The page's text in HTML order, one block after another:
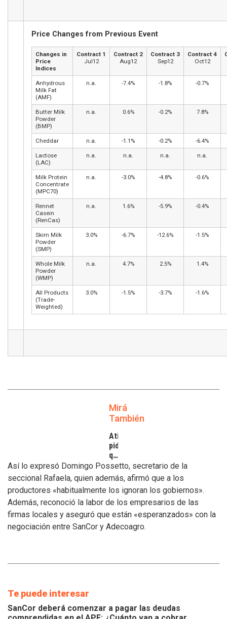
Price Changes from Previous Event
Changes in
Price
Indices
Contract 1
Jul12
Contract 2
Aug12
Contract 3
Sep12
Contract 4
Oct12
Anhydrous
Milk Fat
(AMF)
n.a. -7.4% -1.8% -0.7%
Butter Milk
Powder
(BMP)
n.a. 0.6% -0.2% 7.8%
Cheddar n.a. -1.1% -0.2% -6.4%
Lactose
(LAC)
n.a. n.a. n.a. n.a.
Milk Protein
Concentrate
(MPC70)
n.a. -3.0% -4.8% -0.6%
Rennet
Casein
(RenCas)
n.a. 1.6% -5.9% -0.4%
Skim Milk
Powder
(SMP)
3.0% -6.7% -12.6% -1.5%
Whole Milk
Powder
(WMP)
n.a. 4.7% 2.5% 1.4%
All Products
(Trade-
Weighted)
3.0% -1.5% -3.7% -1.6%
Mirá
También
Atilra
pide
que
se
atiendan
los
inconvenientes
de
los
tamberos
Así lo expresó Domingo Possetto, secretario de la
seccional Rafaela, quien además, afirmó que a los
productores «habitualmente los ignoran los gobiernos».
Además, reconoció la labor de los empresarios de las
firmas locales y aseguró que están «esperanzados» con la
negociación entre SanCor y Adecoagro.
Te puede interesar
SanCor deberá comenzar a pagar las deudas